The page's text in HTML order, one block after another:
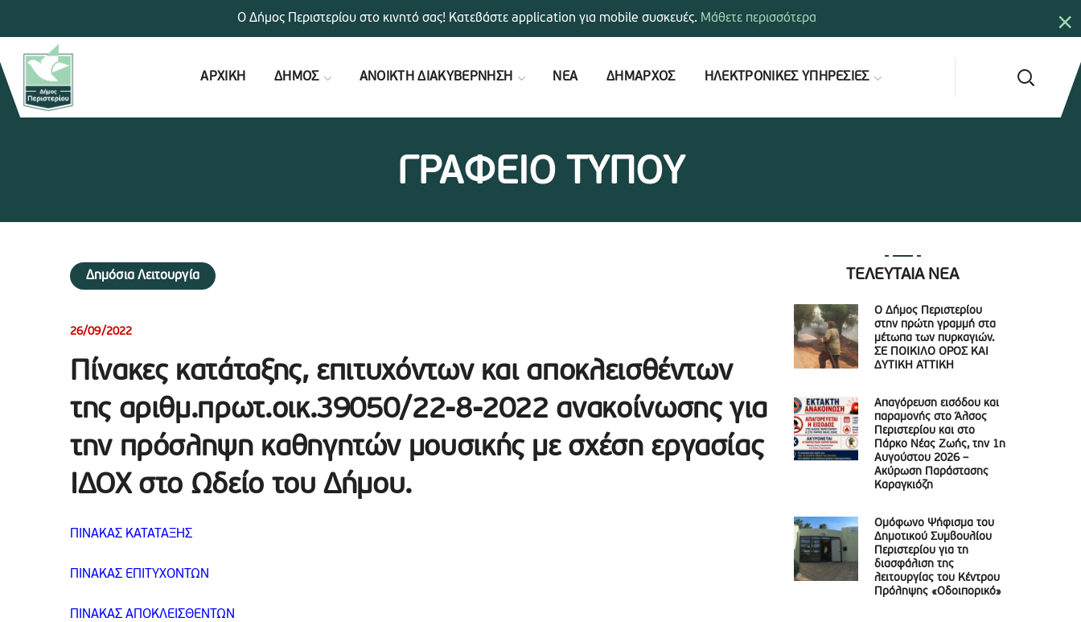
ΑΡΧΙΚΗ ΔΗΜΟΣ ΑΝΟΙΚΤΗ ΔΙΑΚΥΒΕΡΝΗΣΗ ΝΕΑ ΔΗΜΑΡΧΟΣ ΗΛΕΚΤΡΟΝΙΚΕΣ ΥΠΗΡΕΣΙΕΣ
ΓΡΑΦΕΙΟ ΤΥΠΟΥ
Δημόσια Λειτουργία
26/09/2022
Πίνακες κατάταξης, επιτυχόντων και αποκλεισθέντων
της αριθμ.πρωτ.οικ.39050/22-8-2022 ανακοίνωσης για
την πρόσληψη καθηγητών μουσικής με σχέση εργασίας
ΙΔΟΧ στο Ωδείο του Δήμου.
ΠΙΝΑΚΑΣ ΚΑΤΑΤΑΞΗΣ
ΠΙΝΑΚΑΣ ΕΠΙΤΥΧΟΝΤΩΝ
ΠΙΝΑΚΑΣ ΑΠΟΚΛΕΙΣΘΕΝΤΩΝ
ΤΕΛΕΥΤΑΙΑ ΝΕΑ
Ο Δήμος Περιστερίου
στην πρώτη γραμμή στα
μέτωπα των πυρκαγιών.
ΣΕ ΠΟΙΚΙΛΟ ΟΡΟΣ ΚΑΙ
ΔΥΤΙΚΗ ΑΤΤΙΚΗ
Απαγόρευση εισόδου και
παραμονής στο Άλσος
Περιστερίου και στο
Πάρκο Νέας Ζωής, την 1η
Αυγούστου 2026 –
Ακύρωση Παράστασης
Καραγκιόζη
Ομόφωνο Ψήφισμα του
Δημοτικού Συμβουλίου
Περιστερίου για τη
διασφάλιση της
λειτουργίας του Κέντρου
Πρόληψης «Οδοιπορικό»
×
Ο Δήμος Περιστερίου στο κινητό σας! Κατεβάστε application για mobile συσκευές. Μάθετε περισσότερα